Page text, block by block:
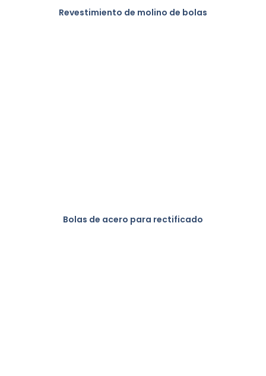
Revestimiento de molino de bolas
Bolas de acero para rectificado